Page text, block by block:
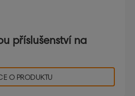
příslušenství na
O PRODUKTU